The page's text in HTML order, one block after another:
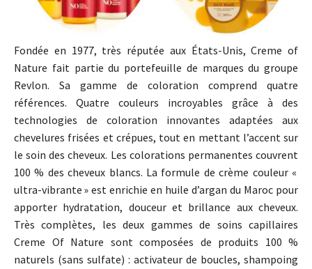
Fondée en 1977, très réputée aux États-Unis, Creme of
Nature fait partie du portefeuille de marques du groupe
Revlon. Sa gamme de coloration comprend quatre
références. Quatre couleurs incroyables grâce à des
technologies de coloration innovantes adaptées aux
chevelures frisées et crépues, tout en mettant l’accent sur
le soin des cheveux. Les colorations permanentes couvrent
100 % des cheveux blancs. La formule de crème couleur «
ultra-vibrante » est enrichie en huile d’argan du Maroc pour
apporter hydratation, douceur et brillance aux cheveux.
Très complètes, les deux gammes de soins capillaires
Creme Of Nature sont composées de produits 100 %
naturels (sans sulfate) : activateur de boucles, shampoing